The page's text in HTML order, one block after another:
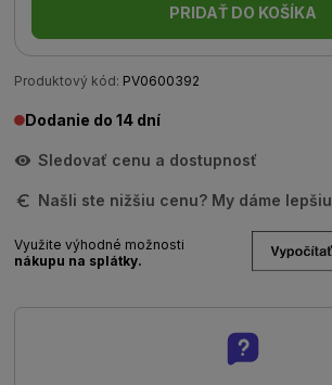
PRIDAŤ DO KOŠÍKA
Produktový kód: PV0600392
Dodanie do 14 dní
Sledovať cenu a dostupnosť
Našli ste nižšiu cenu? My dáme lepšiu
Využite výhodné možnosti
nákupu na splátky.